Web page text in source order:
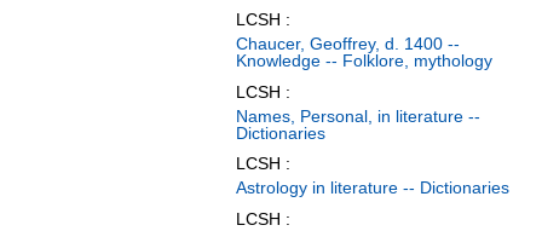
LCSH :
Chaucer, Geoffrey, d. 1400 --
Knowledge -- Folklore, mythology
LCSH :
Names, Personal, in literature --
Dictionaries
LCSH :
Astrology in literature -- Dictionaries
LCSH :